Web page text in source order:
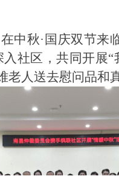
中秋·国庆双节来
社区，共同开展“
老人送去慰问品和